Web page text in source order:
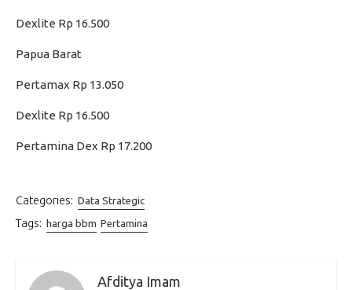
Dexlite Rp 16.500
Papua Barat
Pertamax Rp 13.050
Dexlite Rp 16.500
Pertamina Dex Rp 17.200
Categories: Data Strategic
Tags: harga bbm Pertamina
Afditya Imam